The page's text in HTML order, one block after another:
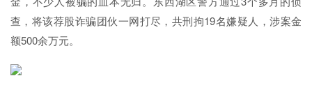
查，将该荐股诈骗团伙一网打尽，共刑拘19名嫌疑人，涉案金
额500余万元。